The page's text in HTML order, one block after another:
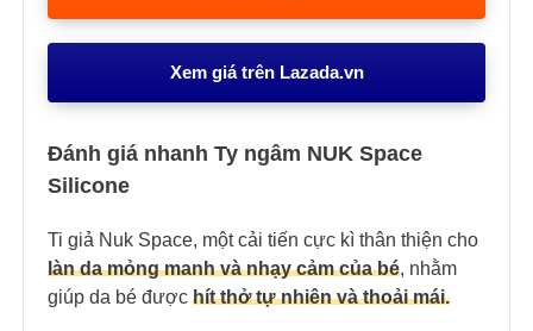
Xem giá trên Lazada.vn
Đánh giá nhanh Ty ngâm NUK Space
Silicone
Ti giả Nuk Space, một cải tiến cực kì thân thiện cho
làn da mỏng manh và nhạy cảm của bé, nhằm
giúp da bé được hít thở tự nhiên và thoải mái.